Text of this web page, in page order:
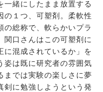
一緒にしたまま放置する
の１つ、可塑剤。柔軟性
の総称で、軟らかいプラ
関口さんはこの可塑剤に
に混成されているか」を
姿は既に研究者の雰囲気
までは実験の楽しさに夢
剣に勉強しようという発